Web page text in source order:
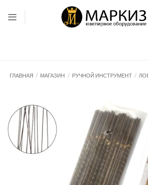
ГЛАВНАЯ / МАГАЗИН / РУЧНОЙ ИНСТРУМЕНТ /